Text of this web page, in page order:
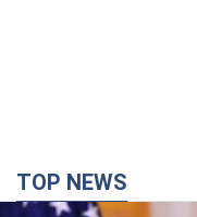
TOP NEWS